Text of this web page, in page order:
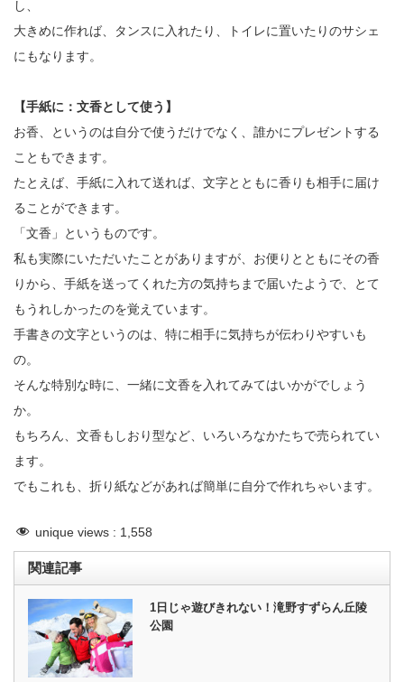
し、
大きめに作れば、タンスに入れたり、トイレに置いたりのサシェ
にもなります。
【手紙に：文香として使う】
お香、というのは自分で使うだけでなく、誰かにプレゼントする
こともできます。
たとえば、手紙に入れて送れば、文字とともに香りも相手に届け
ることができます。
「文香」というものです。
私も実際にいただいたことがありますが、お便りとともにその香
りから、手紙を送ってくれた方の気持ちまで届いたようで、とて
もうれしかったのを覚えています。
手書きの文字というのは、特に相手に気持ちが伝わりやすいも
の。
そんな特別な時に、一緒に文香を入れてみてはいかがでしょう
か。
もちろん、文香もしおり型など、いろいろなかたちで売られてい
ます。
でもこれも、折り紙などがあれば簡単に自分で作れちゃいます。
unique views : 1,558
関連記事
1日じゃ遊びきれない！滝野すずらん丘陵
公園